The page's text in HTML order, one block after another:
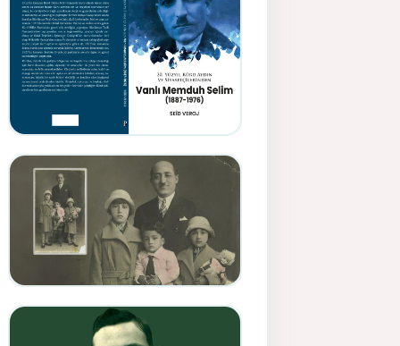
Veroj
Memduh Selîmê Wanî (1887-
1876)
Mihemed Mîhrî Hîlav ji
afirênerên rewşenbîriya